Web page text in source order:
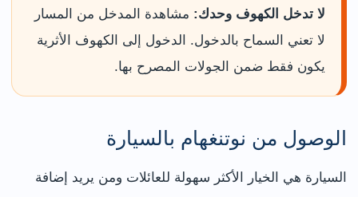
لا تدخل الكهوف وحدك: مشاهدة المدخل من المسار
لا تعني السماح بالدخول. الدخول إلى الكهوف الأثرية
يكون فقط ضمن الجولات المصرح بها.
الوصول من نوتنغهام بالسيارة
السيارة هي الخيار الأكثر سهولة للعائلات ومن يريد إضافة